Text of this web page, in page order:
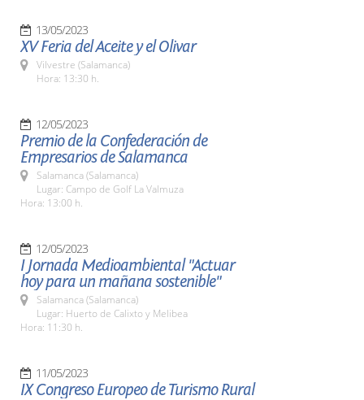
13/05/2023
XV Feria del Aceite y el Olivar
Vilvestre (Salamanca)
Hora: 13:30 h.
12/05/2023
Premio de la Confederación de
Empresarios de Salamanca
Salamanca (Salamanca)
Lugar: Campo de Golf La Valmuza
Hora: 13:00 h.
12/05/2023
I Jornada Medioambiental "Actuar
hoy para un mañana sostenible"
Salamanca (Salamanca)
Lugar: Huerto de Calixto y Melibea
Hora: 11:30 h.
11/05/2023
IX Congreso Europeo de Turismo Rural